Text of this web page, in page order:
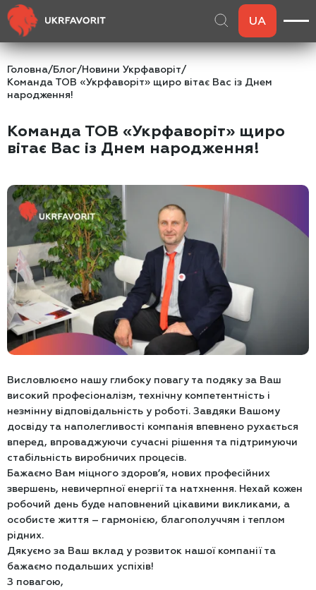
UA
Головна/Блог/Новини Укрфаворіт/
Команда ТОВ «Укрфаворіт» щиро вітає Вас із Днем
народження!
Команда ТОВ «Укрфаворіт» щиро
вітає Вас із Днем народження!
Висловлюємо нашу глибоку повагу та подяку за Ваш
високий професіоналізм, технічну компетентність і
незмінну відповідальність у роботі. Завдяки Вашому
досвіду та наполегливості компанія впевнено рухається
вперед, впроваджуючи сучасні рішення та підтримуючи
стабільність виробничих процесів.
Бажаємо Вам міцного здоров’я, нових професійних
звершень, невичерпної енергії та натхнення. Нехай кожен
робочий день буде наповнений цікавими викликами, а
особисте життя – гармонією, благополуччям і теплом
рідних.
Дякуємо за Ваш вклад у розвиток нашої компанії та
бажаємо подальших успіхів!
З повагою,